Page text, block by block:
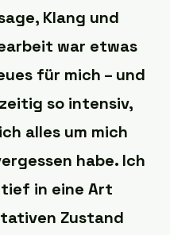
Klang und
war etwas
für mich – und
so intensiv,
alles um mich
habe. Ich
in eine Art
Zustand